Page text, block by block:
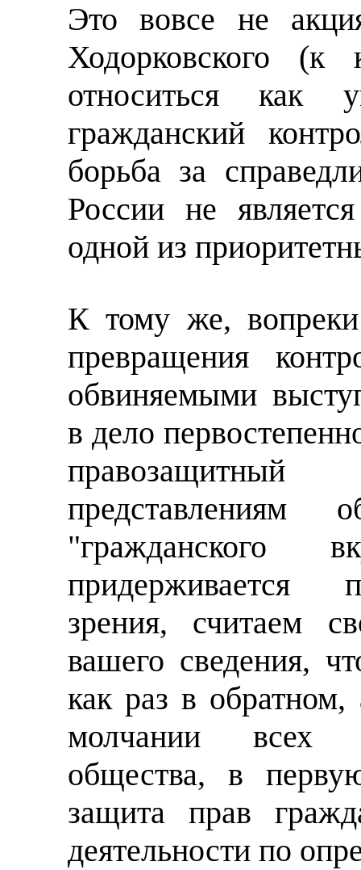
Это вовсе не
Ходорковского (к
относиться как
гражданский
борьба за
России не
одной из
К тому же,
превращения
обвиняемыми
в дело
представлениям
придерживается
зрения, считаем
вашего сведения,
как раз в
молчании всех
общества, в
защита прав
деятельности по